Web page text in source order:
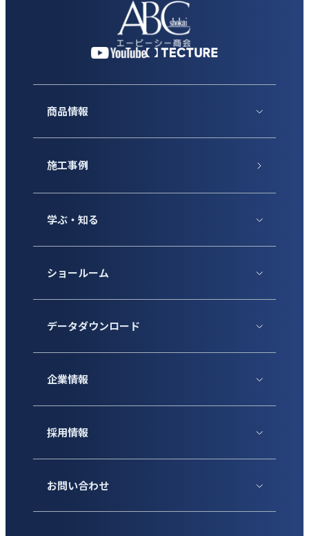
商品情報
施工事例
学ぶ・知る
ショールーム
データダウンロード
企業情報
採用情報
お問い合わせ